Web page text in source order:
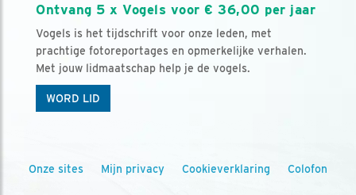
Ontvang 5 x Vogels voor € 36,00 per jaar
Vogels is het tijdschrift voor onze leden, met
prachtige fotoreportages en opmerkelijke verhalen.
Met jouw lidmaatschap help je de vogels.
WORD LID
Onze sites Mijn privacy Cookieverklaring Colofon